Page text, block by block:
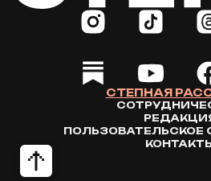
СТЕПНАЯ
ПОЛЬЗОВАТЕЛЬСКОЕ